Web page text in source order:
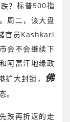
标普500指
周二，该大盘
官员Kashkari
会不会继续下
阿富汗地缘政
大封锁，
佛
。
跌再折返的走